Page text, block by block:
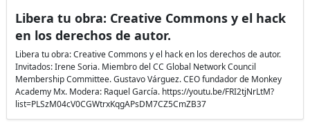
Libera tu obra: Creative Commons y el hack
en los derechos de autor.
Libera tu obra: Creative Commons y el hack en los derechos de autor.
Invitados: Irene Soria. Miembro del CC Global Network Council
Membership Committee. Gustavo Várguez. CEO fundador de Monkey
Academy Mx. Modera: Raquel García. https://youtu.be/FRI2tjNrLtM?
list=PLSzM04cV0CGWtrxKqgAPsDM7CZ5CmZB37